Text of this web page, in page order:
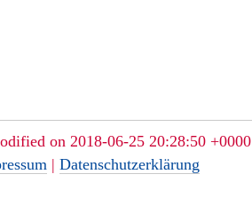
on 2018-06-25 20:28:50 +0000
| Datenschutzerklärung